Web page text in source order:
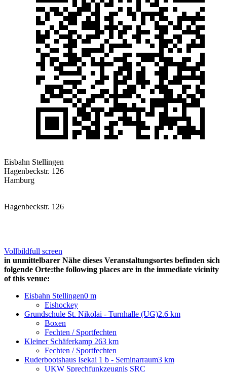
Eisbahn Stellingen
Hagenbeckstr. 126
Hamburg
Hagenbeckstr. 126
Vollbildfull screen
in unmittelbarer Nähe dieses Veranstaltungsortes befinden sich
folgende Orte:the following places are in the immediate vicinity
of this venue:
Eisbahn Stellingen0 m
Eishockey
Grundschule St. Nikolai - Turnhalle (UG)2.6 km
Boxen
Fechten / Sportfechten
Kleiner Schäferkamp 263 km
Fechten / Sportfechten
Ruderbootshaus Isekai 1 b - Seminarraum3 km
UKW Sprechfunkzeugnis SRC